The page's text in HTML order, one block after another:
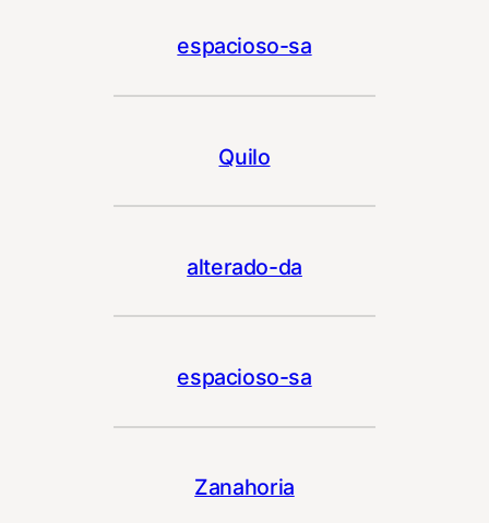
espacioso-sa
Quilo
alterado-da
espacioso-sa
Zanahoria